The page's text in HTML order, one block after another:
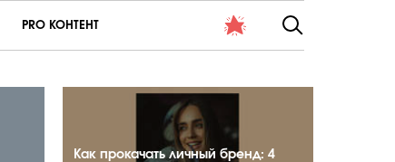
PRO КОНТЕНТ
Как прокачать личный бренд: 4